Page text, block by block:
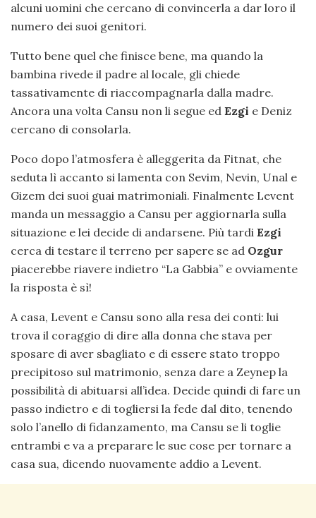
alcuni uomini che cercano di convincerla a dar loro il
numero dei suoi genitori.
Tutto bene quel che finisce bene, ma quando la
bambina rivede il padre al locale, gli chiede
tassativamente di riaccompagnarla dalla madre.
Ancora una volta Cansu non li segue ed Ezgi e Deniz
cercano di consolarla.
Poco dopo l’atmosfera è alleggerita da Fitnat, che
seduta lì accanto si lamenta con Sevim, Nevin, Unal e
Gizem dei suoi guai matrimoniali. Finalmente Levent
manda un messaggio a Cansu per aggiornarla sulla
situazione e lei decide di andarsene. Più tardi Ezgi
cerca di testare il terreno per sapere se ad Ozgur
piacerebbe riavere indietro “La Gabbia” e ovviamente
la risposta è sì!
A casa, Levent e Cansu sono alla resa dei conti: lui
trova il coraggio di dire alla donna che stava per
sposare di aver sbagliato e di essere stato troppo
precipitoso sul matrimonio, senza dare a Zeynep la
possibilità di abituarsi all’idea. Decide quindi di fare un
passo indietro e di togliersi la fede dal dito, tenendo
solo l’anello di fidanzamento, ma Cansu se li toglie
entrambi e va a preparare le sue cose per tornare a
casa sua, dicendo nuovamente addio a Levent.